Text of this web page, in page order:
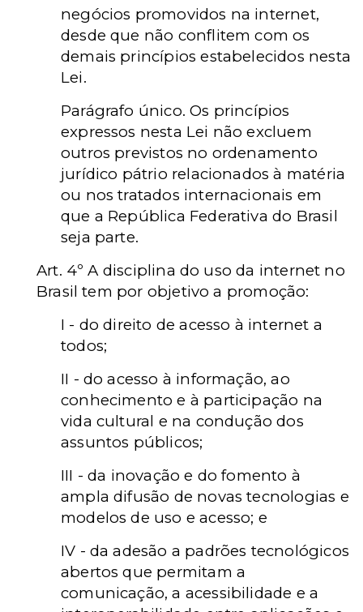
negócios promovidos na internet,
desde que não conflitem com os
demais princípios estabelecidos nesta
Lei.
Parágrafo único. Os princípios
expressos nesta Lei não excluem
outros previstos no ordenamento
jurídico pátrio relacionados à matéria
ou nos tratados internacionais em
que a República Federativa do Brasil
seja parte.
Art. 4º A disciplina do uso da internet no
Brasil tem por objetivo a promoção:
I - do direito de acesso à internet a
todos;
II - do acesso à informação, ao
conhecimento e à participação na
vida cultural e na condução dos
assuntos públicos;
III - da inovação e do fomento à
ampla difusão de novas tecnologias e
modelos de uso e acesso; e
IV - da adesão a padrões tecnológicos
abertos que permitam a
comunicação, a acessibilidade e a